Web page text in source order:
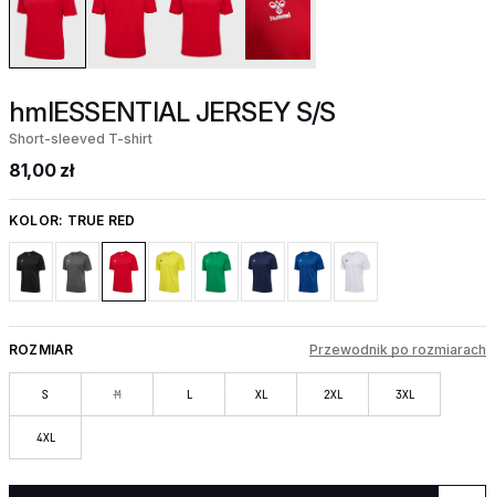
hmlESSENTIAL JERSEY S/S
Short-sleeved T-shirt
81,00 zł
KOLOR: TRUE RED
ROZMIAR Przewodnik po rozmiarach
S M L XL 2XL 3XL
4XL